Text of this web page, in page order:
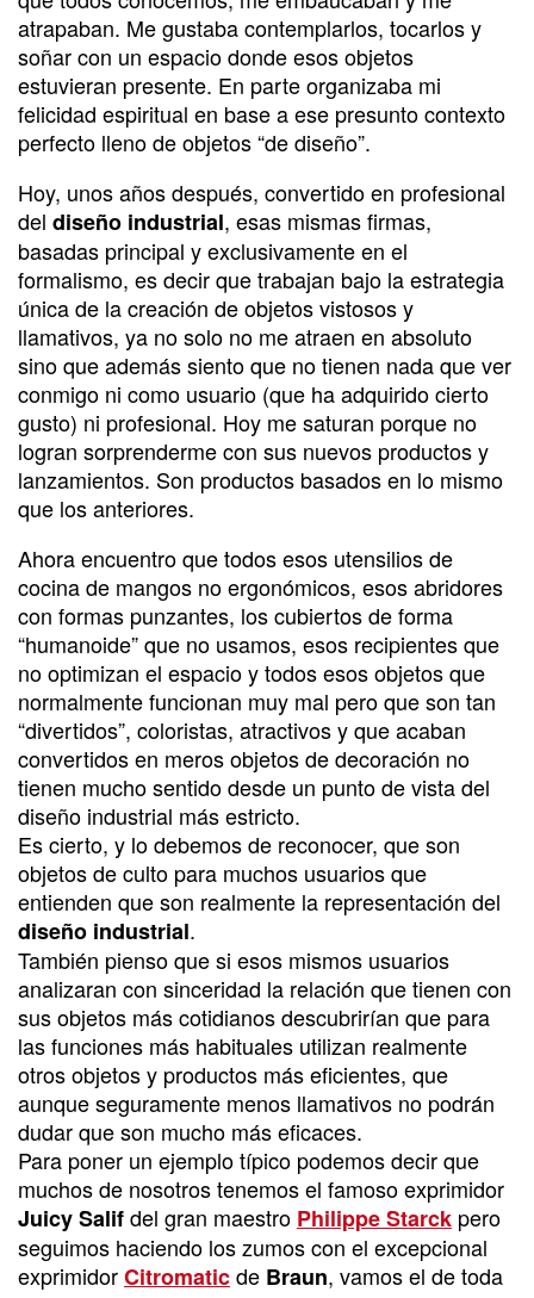
atrapaban. Me gustaba contemplarlos, tocarlos y
soñar con un espacio donde esos objetos
estuvieran presente. En parte organizaba mi
felicidad espiritual en base a ese presunto contexto
perfecto lleno de objetos “de diseño”.
Hoy, unos años después, convertido en profesional
del diseño industrial, esas mismas firmas,
basadas principal y exclusivamente en el
formalismo, es decir que trabajan bajo la estrategia
única de la creación de objetos vistosos y
llamativos, ya no solo no me atraen en absoluto
sino que además siento que no tienen nada que ver
conmigo ni como usuario (que ha adquirido cierto
gusto) ni profesional. Hoy me saturan porque no
logran sorprenderme con sus nuevos productos y
lanzamientos. Son productos basados en lo mismo
que los anteriores.
Ahora encuentro que todos esos utensilios de
cocina de mangos no ergonómicos, esos abridores
con formas punzantes, los cubiertos de forma
“humanoide” que no usamos, esos recipientes que
no optimizan el espacio y todos esos objetos que
normalmente funcionan muy mal pero que son tan
“divertidos”, coloristas, atractivos y que acaban
convertidos en meros objetos de decoración no
tienen mucho sentido desde un punto de vista del
diseño industrial más estricto.
Es cierto, y lo debemos de reconocer, que son
objetos de culto para muchos usuarios que
entienden que son realmente la representación del
diseño industrial.
También pienso que si esos mismos usuarios
analizaran con sinceridad la relación que tienen con
sus objetos más cotidianos descubrirían que para
las funciones más habituales utilizan realmente
otros objetos y productos más eficientes, que
aunque seguramente menos llamativos no podrán
dudar que son mucho más eficaces.
Para poner un ejemplo típico podemos decir que
muchos de nosotros tenemos el famoso exprimidor
Juicy Salifdel gran maestro Philippe Starck pero
seguimos haciendo los zumos con el excepcional
exprimidorCitromaticde Braun, vamos el de toda